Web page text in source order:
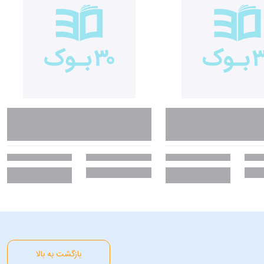
مخارجتان شده‌اید. از طرف دیگر، برخی خاطرات شفافتان ممکن است از
اگر از من بپرسید چه رنگی واکنش احساسی‌ام را برمی‌انگیزد می‌گویم رنگ کرم
باشد پول زیادی بپردازم و همین باعث می‌شد نامه را بدون اینکه باز
است. اولین مشکل، بحث ریاضی است که بعضی را حسابی می‌ترساند. بعد از آن
چطور در آینده احساساتتان را در تصمیمات مالی دخیل نکنید. در این کتاب
را کمی عمومی‌تر ببینید و مهم‌تر از آن، کمی هم در این روند خوش
بازگشت به بالا